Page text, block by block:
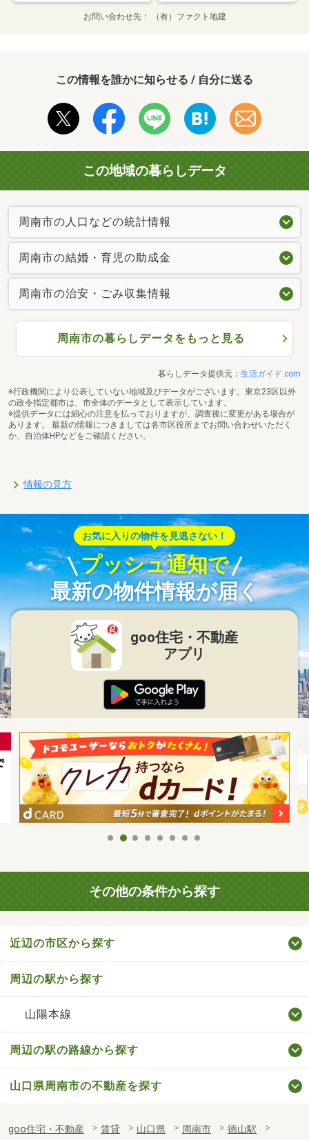
お問い合わせ先 （有）ファクト地建
この情報を誰かに知らせる / 自分に送る
この地域の暮らしデータ
周南市の人口などの統計情報
周南市の結婚・育児の助成金
周南市の治安・ごみ収集情報
周南市の暮らしデータをもっと見る
暮らしデータ提供元： 生活ガイド.com
※行政機関により公表していない地域及びデータがございます。東京23区以外
の政令指定都市は、市全体のデータとして表示しています。
※提供データには細心の注意を払っておりますが、調査後に変更がある場合が
あります。 最新の情報につきましては各市区役所までお問い合わせいただく
か、自治体HPなどをご確認ください。
情報の見方
お気に入りの物件を見逃さない！
プッシュ通知で
最新の物件情報が届く
goo住宅・不動産
アプリ
その他の条件から探す
近辺の市区から探す
周辺の駅から探す
山陽本線
周辺の駅の路線から探す
山口県周南市の不動産を探す
goo住宅・不動産 賃貸 山口県 周南市
徳山駅